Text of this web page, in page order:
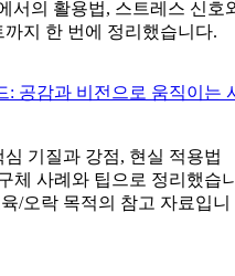
서의 활용법, 스트레스 신호
지 한 번에 정리했습니다.
: 공감과 비전으로 움직이는
기질과 강점, 현실 적용법
체 사례와 팁으로 정리했습
/오락 목적의 참고 자료입니